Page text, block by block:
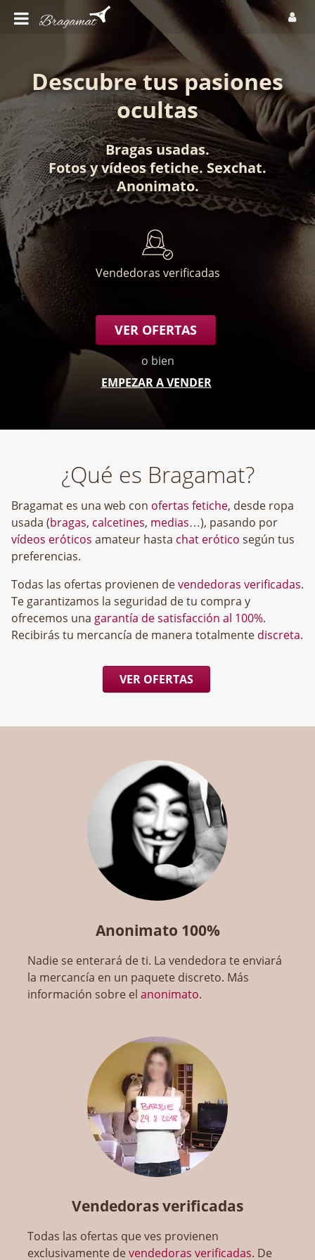
Descubre tus pasiones
ocultas
Bragas usadas.
Fotosyvídeos fetiche. Sexchat.
Anonimato.
Vendedoras verificadas
VER OFERTAS
o bien
EMPEZAR A VENDER
¿Qué es Bragamat?
Bragamat es una web con ofertas fetiche, desde ropa
usada (bragas, calcetines, medias…), pasando por
vídeos eróticos amateur hasta chat erótico según tus
preferencias.
Todas las ofertas provienen devendedoras verificadas.
Te garantizamos la seguridad de tu compra y
ofrecemos una garantía de satisfacción al 100%.
Recibirás tu mercancía de manera totalmente discreta.
VER OFERTAS
Anonimato 100%
Nadie se enterará de ti. La vendedora te enviará
la mercancía en un paquete discreto. Más
información sobre elanonimato.
Vendedoras verificadas
Todas las ofertas que ves provienen
exclusivamente devendedoras verificadas. De